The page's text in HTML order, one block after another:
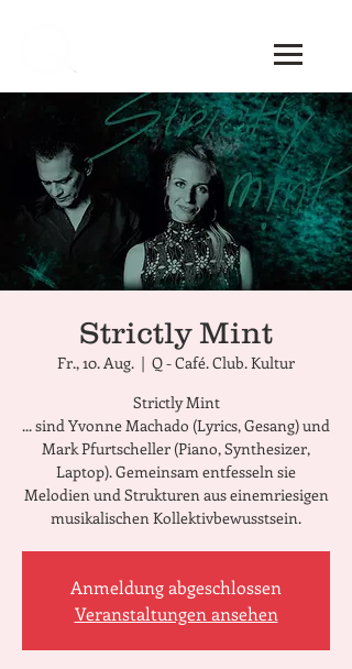
Strictly Mint
Fr., 10. Aug.
  |
Q - Café. Club. Kultur
Strictly Mint
... sind Yvonne Machado (Lyrics, Gesang) und
Mark Pfurtscheller (Piano, Synthesizer,
Laptop). Gemeinsam entfesseln sie
Melodien und Strukturen aus einemriesigen
musikalischen Kollektivbewusstsein.
Anmeldung abgeschlossen
Veranstaltungen ansehen